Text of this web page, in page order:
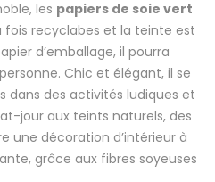
les papiers de soie vert
fois recyclabes et la teinte est
d’emballage, il pourra
Chic et élégant, il se
dans des activités ludiques et
jour aux teints naturels, des
une décoration d’intérieur à
grâce aux fibres soyeuses